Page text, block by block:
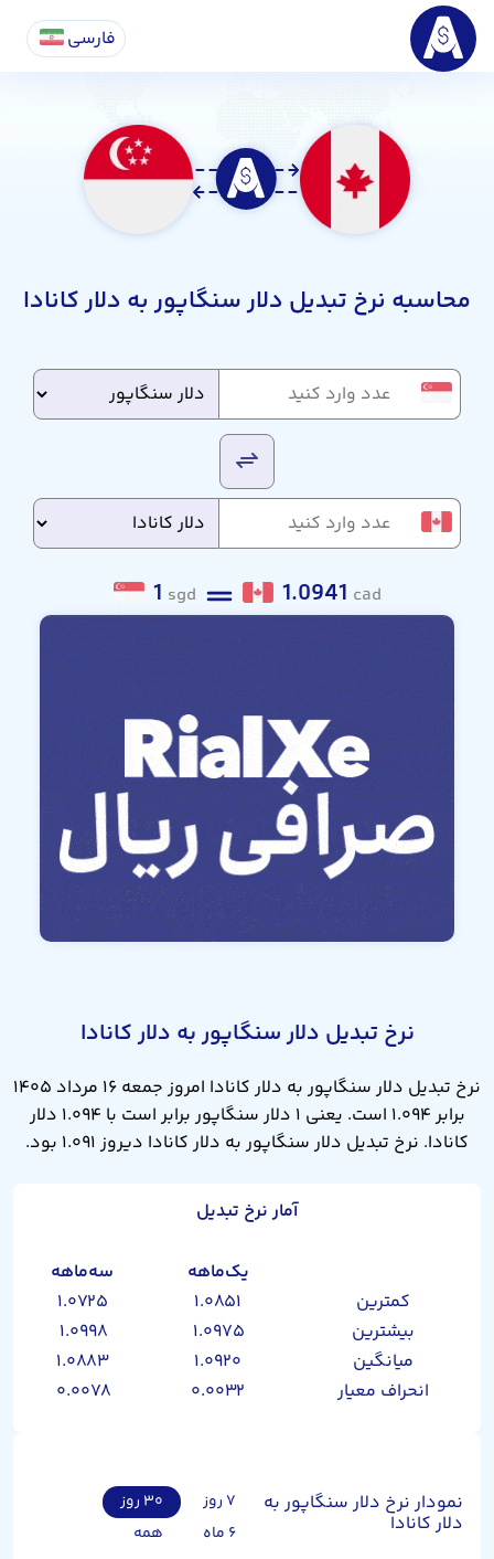
فارسی
محاسبه نرخ تبدیل دلار سنگاپور به دلار کانادا
1 sgd 1.0941 cad
نرخ تبدیل دلار سنگاپور به دلار کانادا
نرخ تبدیل دلار سنگاپور به دلار کانادا امروز جمعه ۱۶ مرداد ۱۴۰۵
برابر ۱.۰۹۴ است. یعنی ۱ دلار سنگاپور برابر است با ۱.۰۹۴ دلار
کانادا. نرخ تبدیل دلار سنگاپور به دلار کانادا دیروز ۱.۰۹۱ بود.
آمار نرخ تبدیل
یک‌ماهه
سه‌ماهه
کمترین
۱.۰۸۵۱
۱.۰۷۲۵
بیشترین
۱.۰۹۷۵
۱.۰۹۹۸
میانگین
۱.۰۹۲۰
۱.۰۸۸۳
انحراف معیار
۰.۰۰۳۲ ۰.۰۰۷۸
نمودار نرخ دلار سنگاپور به
دلار کانادا
۷ روز
۳۰ روز
۶ ماه
همه